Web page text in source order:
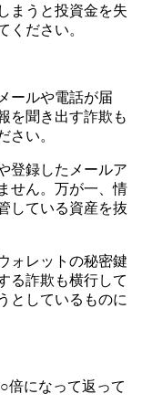
まうと投資金を失
ください。
ールや電話が届
を聞き出す詐欺も
さい。
登録したメールア
せん。万が一、情
している資産を抜
ォレットの秘密鍵
る詐欺も横行して
としているものに
倍になって返って